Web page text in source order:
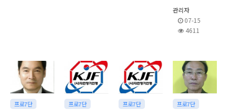
관리자
07-15
4611
프로7단 프로7단 프로7단 프로7단